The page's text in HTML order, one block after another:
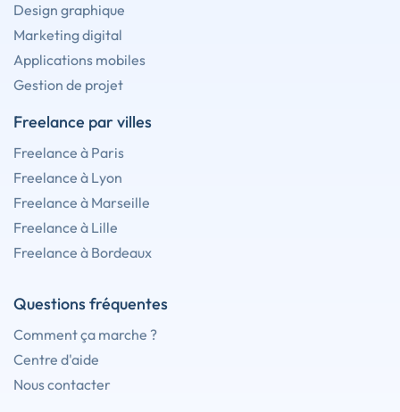
Design graphique
Marketing digital
Applications mobiles
Gestion de projet
Freelance par villes
Freelance à Paris
Freelance à Lyon
Freelance à Marseille
Freelance à Lille
Freelance à Bordeaux
Questions fréquentes
Comment ça marche ?
Centre d'aide
Nous contacter